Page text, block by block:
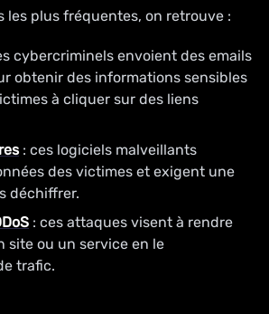
les plus fréquentes, on retrouve :
cybercriminels envoient des emails
obtenir des informations sensibles
à cliquer sur des liens
: ces logiciels malveillants
des victimes et exigent une
déchiffrer.
: ces attaques visent à rendre
site ou un service en le
trafic.